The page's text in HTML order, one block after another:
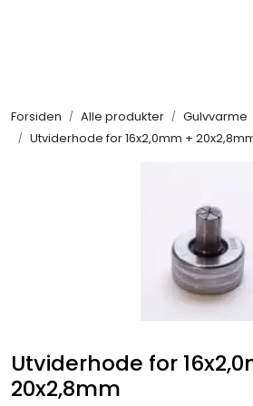
Forsiden Alle produkter
Gulvvarme
Utviderhode for 16x2,0mm +
Utviderhode for
20x2,8mm
KAMPANJER
Be om tilbud